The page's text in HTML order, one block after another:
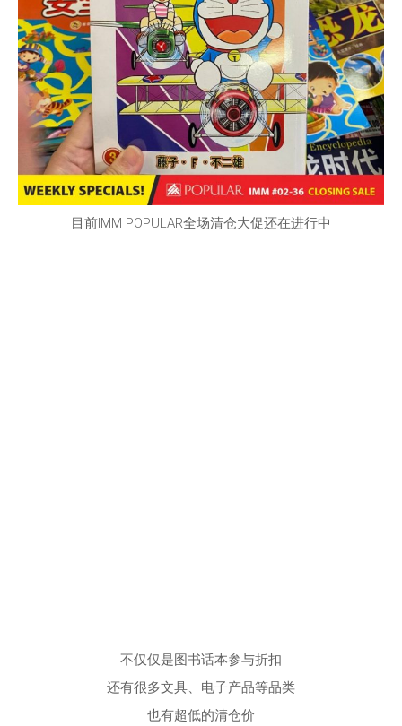
目前IMM POPULAR全场清仓大促还在进行中
不仅仅是图书话本参与折扣
还有很多文具、电子产品等品类
也有超低的清仓价